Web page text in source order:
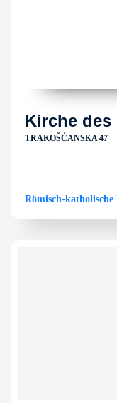
Kirche
TRAKOŠĆANSKA 47
Römisch-